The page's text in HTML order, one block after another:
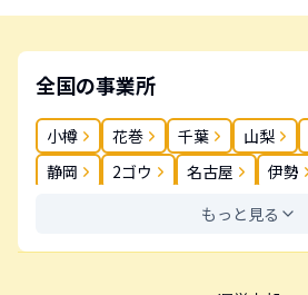
全国の事業所
小樽 花巻 千葉 山梨
静岡
2ゴウ 名古屋 伊勢
松茂 高松
もっと見る